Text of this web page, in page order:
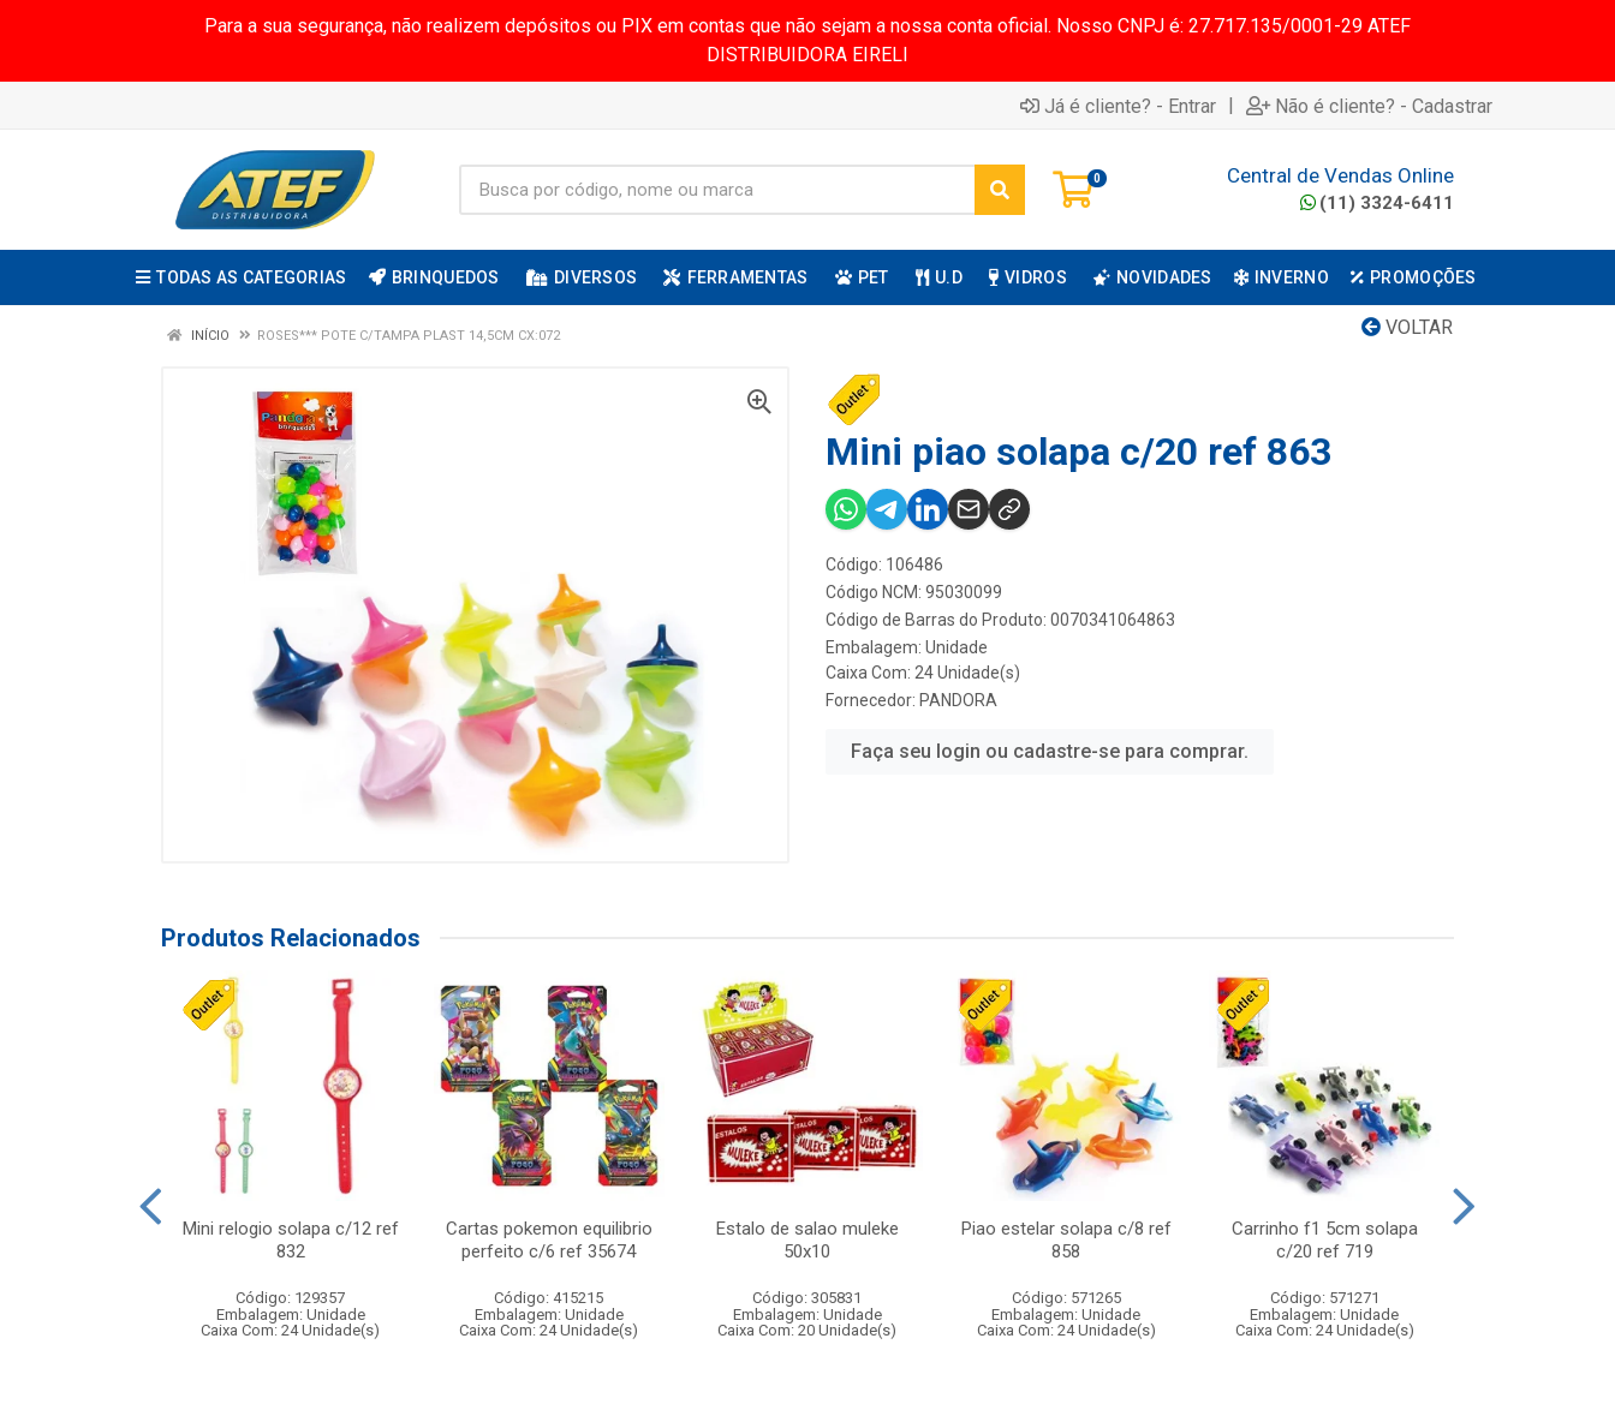
Para a sua segurança, não realizem depósitos ou PIX em contas que não sejam a nossa conta oficial. Nosso CNPJ é: 27.717.135/0001-29 ATEF
DISTRIBUIDORA EIRELI
Já é cliente? - Entrar | Não é cliente? - Cadastrar
0 Central de Vendas Online
(11) 3324-6411
TODAS AS CATEGORIAS BRINQUEDOS DIVERSOS FERRAMENTAS PET U.D VIDROS NOVIDADES INVERNO PROMOÇÕES
VOLTAR
INÍCIO ROSES*** POTE C/TAMPA PLAST 14,5CM CX:072
Mini piao solapa c/20 ref 863
Código: 106486
Código NCM: 95030099
Código de Barras do Produto: 0070341064863
Embalagem: Unidade
Caixa Com: 24 Unidade(s)
Fornecedor: PANDORA
Faça seu login ou cadastre-se para comprar.
Produtos Relacionados
Mini relogio solapa c/12 ref
832
Código: 129357
Embalagem: Unidade
Caixa Com: 24 Unidade(s)
Cartas pokemon equilibrio
perfeito c/6 ref 35674
Código: 415215
Embalagem: Unidade
Caixa Com: 24 Unidade(s)
Estalo de salao muleke
50x10
Código: 305831
Embalagem: Unidade
Caixa Com: 20 Unidade(s)
Piao estelar solapa c/8 ref
858
Código: 571265
Embalagem: Unidade
Caixa Com: 24 Unidade(s)
Carrinho f1 5cm solapa
c/20 ref 719
Código: 571271
Embalagem: Unidade
Caixa Com: 24 Unidade(s)